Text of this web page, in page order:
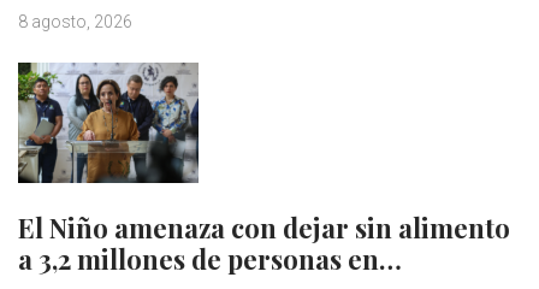
8 agosto, 2026
El Niño amenaza con dejar sin alimento
a 3,2 millones de personas en…